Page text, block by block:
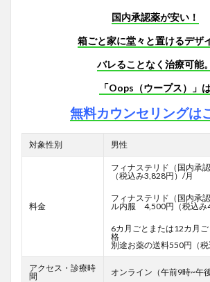
国内承認薬が安い！
箱ごと家に堂々と置けるデザ
バレることなく治療可能。
「Oops（ウープス）」
無料カウンセリングは
対象性別 男性
料金
フィナステリド（国内承
（税込み3,828円）/月
フィナステリド（国内承
ル内服 4,500円（税込
6カ月ごとまたは12カ月
格
別途お薬の送料550円（税
アクセス・診療時
間
オンライン（午前9時~午